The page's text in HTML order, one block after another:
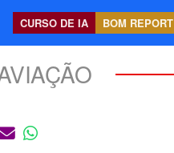
CURSO DE IA BOM REPORT